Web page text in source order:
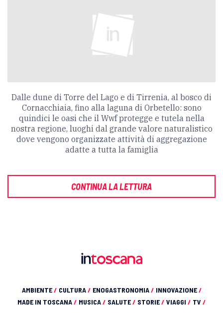
Dalle dune di Torre del Lago e di Tirrenia, al bosco di
Cornacchiaia, fino alla laguna di Orbetello: sono
quindici le oasi che il Wwf protegge e tutela nella
nostra regione, luoghi dal grande valore naturalistico
dove vengono organizzate attività di aggregazione
adatte a tutta la famiglia
CONTINUA LA LETTURA
AMBIENTE/ CULTURA/ ENOGASTRONOMIA/ INNOVAZIONE/
MADE IN TOSCANA/ MUSICA/ SALUTE/ STORIE/ VIAGGI / TV /